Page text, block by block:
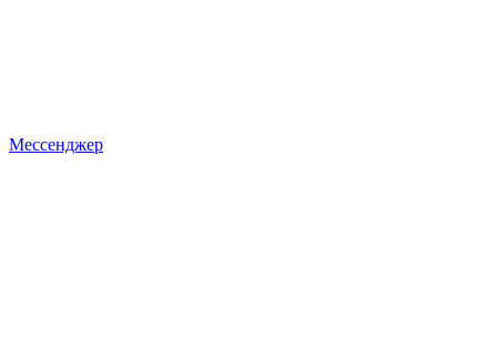
Мессенджер